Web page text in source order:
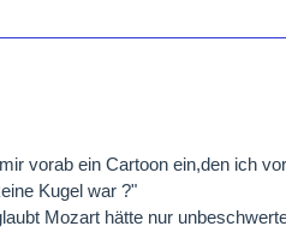
vorab ein Cartoon ein,den ich
Kugel war ?"
Mozart hätte nur